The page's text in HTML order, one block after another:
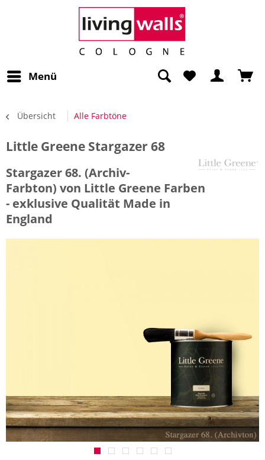
Menü
Übersicht Alle Farbtöne
Little Greene Stargazer 68
Stargazer 68. (Archiv-
Farbton) von Little Greene Farben
- exklusive Qualität Made in
England